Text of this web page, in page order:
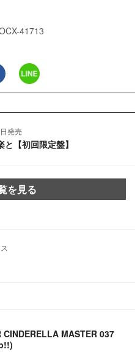
41713
発売
【初回限定盤】
を見る
CINDERELLA MASTER 037